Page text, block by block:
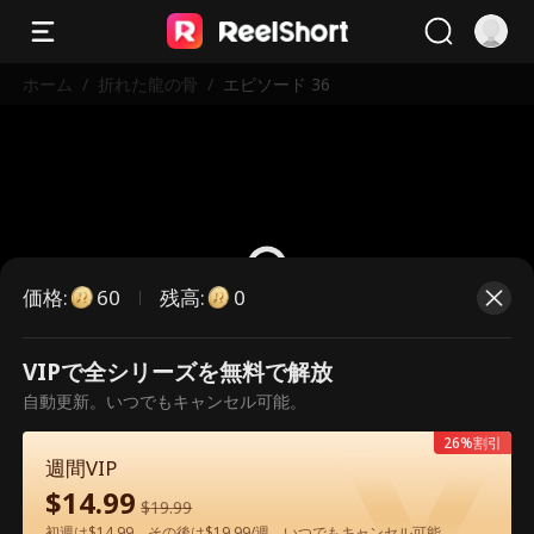
ホーム / 折れた龍の骨 / エピソード 36
こちらは有料のエピソードです。視
聴いただくには解放が必要です。
価格: 60 残高: 0
VIPで全シリーズを無料で解放
自動更新。いつでもキャンセル可能。
週間VIP
$14.99 $19.99
26%割引